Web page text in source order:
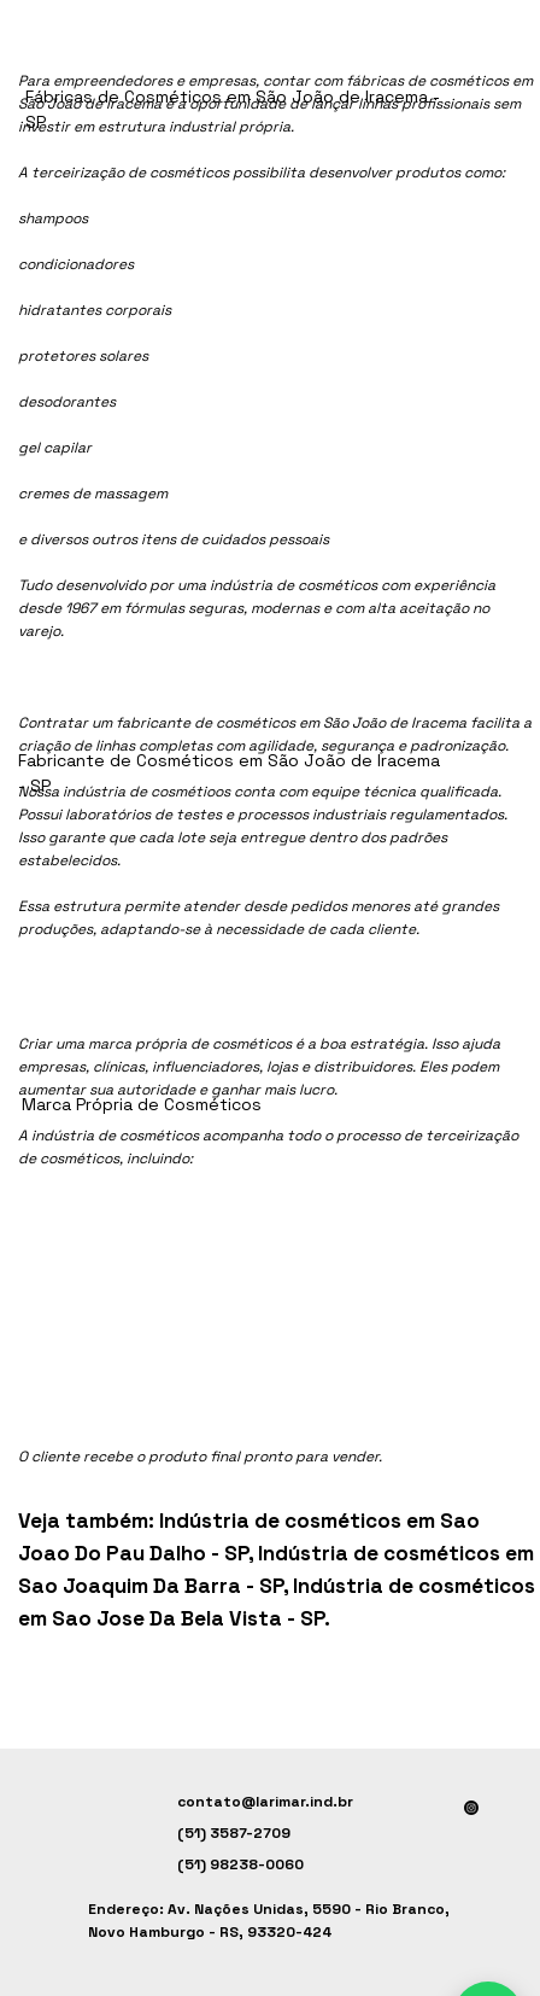
Para empreendedores e empresas, contar com fábricas de cosméticos em
São João de Iracema é a oportunidade de lançar linhas profissionais sem
investir em estrutura industrial própria.
A terceirização de cosméticos possibilita desenvolver produtos como:
shampoos
condicionadores
hidratantes corporais
protetores solares
desodorantes
gel capilar
cremes de massagem
e diversos outros itens de cuidados pessoais
Tudo desenvolvido por uma indústria de cosméticos com experiência
desde 1967 em fórmulas seguras, modernas e com alta aceitação no
varejo.
Contratar um fabricante de cosméticos em São João de Iracema facilita a
criação de linhas completas com agilidade, segurança e padronização.
Nossa indústria de cosmétioos conta com equipe técnica qualificada.
Possui laboratórios de testes e processos industriais regulamentados.
Isso garante que cada lote seja entregue dentro dos padrões
estabelecidos.
Essa estrutura permite atender desde pedidos menores até grandes
produções, adaptando-se à necessidade de cada cliente.
Criar uma marca própria de cosméticos é a boa estratégia. Isso ajuda
empresas, clínicas, influenciadores, lojas e distribuidores. Eles podem
aumentar sua autoridade e ganhar mais lucro.
A indústria de cosméticos acompanha todo o processo de terceirização
de cosméticos, incluindo:
O cliente recebe o produto final pronto para vender.
Veja também: Indústria de cosméticos em Sao
Joao Do Pau Dalho - SP, Indústria de cosméticos em
Sao Joaquim Da Barra - SP, Indústria de cosméticos
em Sao Jose Da Bela Vista - SP.
Fábricas de Cosméticos em São João de Iracema -
SP
Fabricante de Cosméticos em São João de Iracema
- SP
Marca Própria de Cosméticos
contato@larimar.ind.br
(51) 3587-2709
(51) 98238-0060
Endereço: Av. Nações Unidas, 5590 - Rio Branco,
Novo Hamburgo - RS, 93320-424